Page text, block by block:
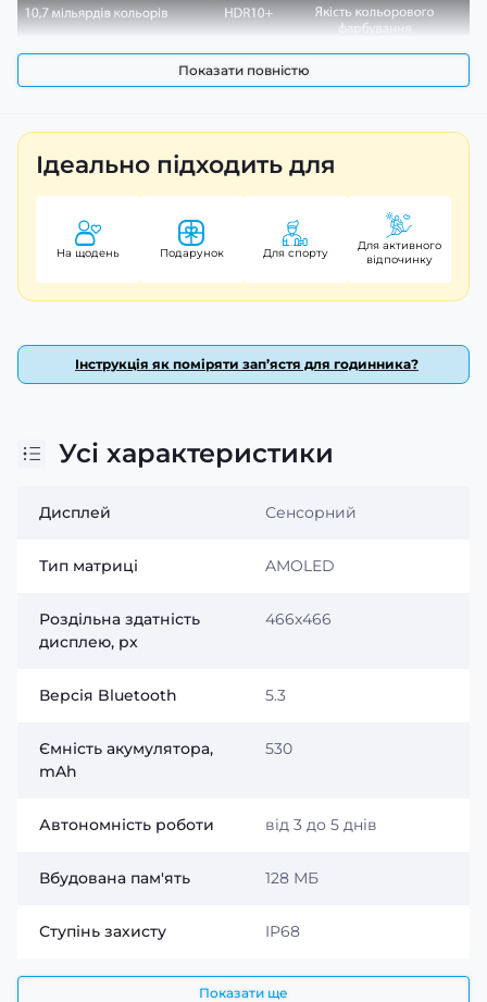
Modfit Pathfinder GPS Compass Black Steel
матеріалами, що робить його чудовим вибором для
виглядає солідно та гармонійно доповнює чоловічий
образ, а металевий браслет додає годиннику
Показати повністю
Ідеально підходить для
На щодень Подарунок Для спорту
Для активного
відпочинку
Інструкція як поміряти зап’ястя для годинника?
Усі характеристики
Дисплей Сенсорний
Тип матриці AMOLED
Роздільна здатність
дисплею, px
466x466
Версія Bluetooth 5.3
Ємність акумулятора,
mAh
530
Автономність роботи від 3 до 5 днів
Вбудована пам'ять 128 МБ
Ступінь захисту IP68
Показати ще